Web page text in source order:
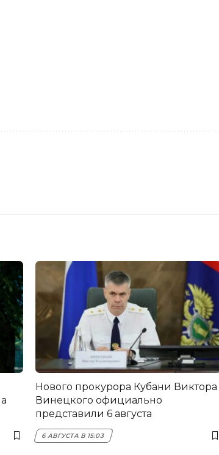
Нового прокурора Кубани Виктора
Винецкого официально
представили 6 августа
6 АВГУСТА В 15:03